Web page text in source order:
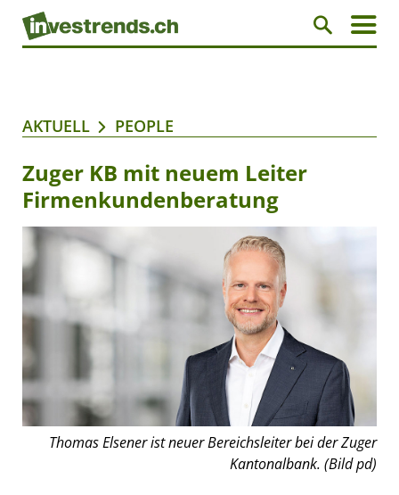
AKTUELL PEOPLE
Zuger KB mit neuem Leiter
Firmenkundenberatung
Thomas Elsener ist neuer Bereichsleiter bei der Zuger
Kantonalbank. (Bild pd)